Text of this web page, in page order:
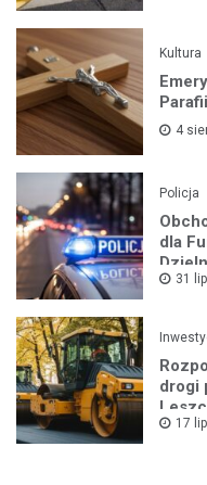
Kultura
4
Policja
dla
31
drogi
17